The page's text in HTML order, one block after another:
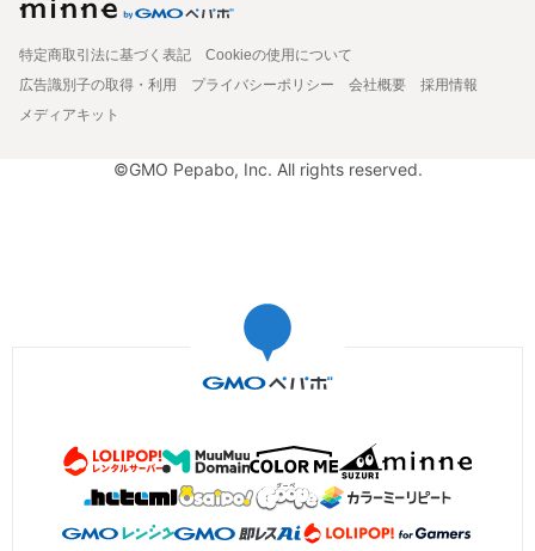
特定商取引法に基づく表記
Cookieの使用について
広告識別子の取得・利用
プライバシーポリシー 会社概要
採用情報
メディアキット
©GMO Pepabo, Inc. All rights reserved.